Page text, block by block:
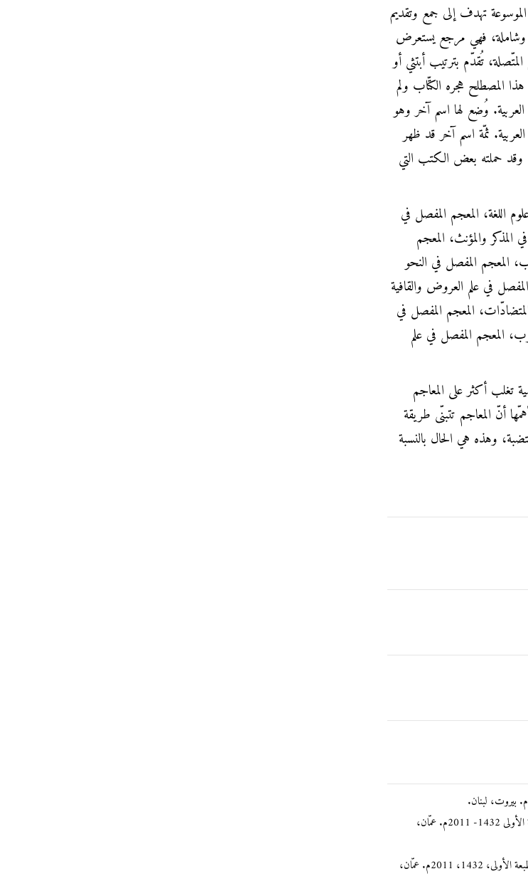
الموسوعة تهدف إلى جمع وتقديم
وشاملة، فهي مرجع يستعرض
تُقدّم بترتيب أبتثي أو
المصطلح هجره الكتّاب ولم
وُضع لها اسم آخر وهو
ثمّة اسم آخر قد ظهر
حملته بعض الكتب التي
اللغة، المعجم المفصل في
والمؤنث، المعجم
المعجم المفصل في النحو
في علم العروض والقافية
المعجم المفصل في
المعجم المفصل في علم
تغلب أكثر على المعاجم
أنّ المعاجم تتبنّى طريقة
وهذه هي الحال بالنسبة
معجم المصطلحات الأدبية، عربي- انجليزي. نواف نصار. دار المعتز، الطبعة الأولى 1432- 2011م. عمّان،
دراسات تحليلية في مصادر التراث العربي. أنور محمود زناتي. دار زهران، الطبعة الأولى، 1432، 2011م. عمّان،